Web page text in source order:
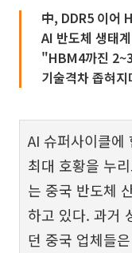
中, DDR5 이어
AI 반도체 생태
"HBM4까진
기술격차 좁혀
AI 슈퍼사이클에
최대 호황을 누
는 중국 반도체
하고 있다. 과거
던 중국 업체들